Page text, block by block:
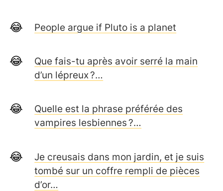
People argue if Pluto is a planet
Que fais-tu après avoir serré la main
d’un lépreux ?…
Quelle est la phrase préférée des
vampires lesbiennes ?…
Je creusais dans mon jardin, et je suis
tombé sur un coffre rempli de pièces
d’or…